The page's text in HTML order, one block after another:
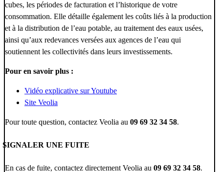
cubes, les périodes de facturation et l’historique de votre
consommation. Elle détaille également les coûts liés à la production
et à la distribution de l’eau potable, au traitement des eaux usées,
ainsi qu’aux redevances versées aux agences de l’eau qui
soutiennent les collectivités dans leurs investissements.
Pour en savoir plus :
Vidéo explicative sur Youtube
Site Veolia
Pour toute question, contactez Veolia au 09 69 32 34 58.
SIGNALER UNE FUITE
En cas de fuite, contactez directement Veolia au 09 69 32 34 58.